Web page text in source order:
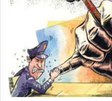
美好愿望